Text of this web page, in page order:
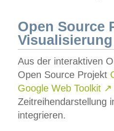
Open Source
Visualisierung
Aus der interaktiven
Open Source Projekt
Google Web Toolkit ↗
Zeitreihendarstellung
integrieren.